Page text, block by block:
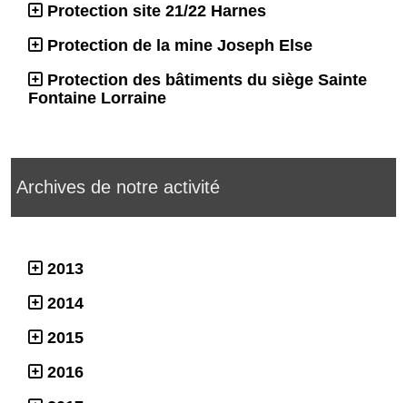
Protection site 21/22 Harnes
Protection de la mine Joseph Else
Protection des bâtiments du siège Sainte
Fontaine Lorraine
Archives de notre activité
2013
2014
2015
2016